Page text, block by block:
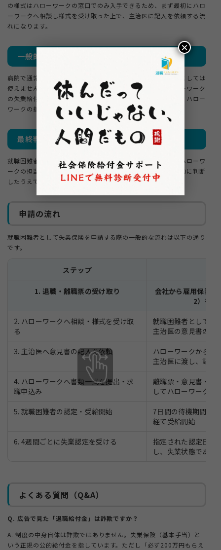
の様式はハローワークの窓口でのみ入手できるため、まず最初にハロ
ーワークへ相談し様式を受け取った上で、主治医に記入を依頼する流
れになります。
一般的な診断書では代用不可
病院で通常発行される「診断書」は、就職困難者認定の資料としては
使えません。意見書の作成を主治医に依頼する際は、「ハローワーク
の失業給付申請に必要な公式書類」であることを明確に伝え、ハロー
ワークの指定様式を手渡した上で依頼することが重要です。
最終判断はハローワーク
就職困難者の認定は、医師の意見書のみでは決まりません。ハローワ
ークの担当者が窓口での聞き取り内容と意見書の内容を総合的に判断
したうえで認定の可否を決定します。
申請の流れ
就職困難者として失業保険を申請する際の一般的な流れは以下の通り
です。
ステップ
1. 退職・離職票の受け取り
会社から雇用保険
2）を受
2. ハローワークへ相談・様式を受け取
る
就職困難者として申
主治医の意見書の指
3. 主治医へ意見書の記入を依頼
ハローワークから受
主治医に渡し、記入
4. ハローワークへ書類一式を提出・求
職申込み
離職票・意見書・本
してハローワークで
5. 就職困難者の認定・受給開始
7日間の待機期間終
経て受給開始
6. 4週間ごとに失業認定を受ける
指定された認定日に
し、失業状態である
よくある質問（Q&A）
Q. 広告で見た「退職給付金」は詐欺ですか？
A. 制度の中身自体は詐欺ではありません。失業保険（基本手当）と
いう正規の公的給付金を指しています。ただし「必ず200万円もらえ
×